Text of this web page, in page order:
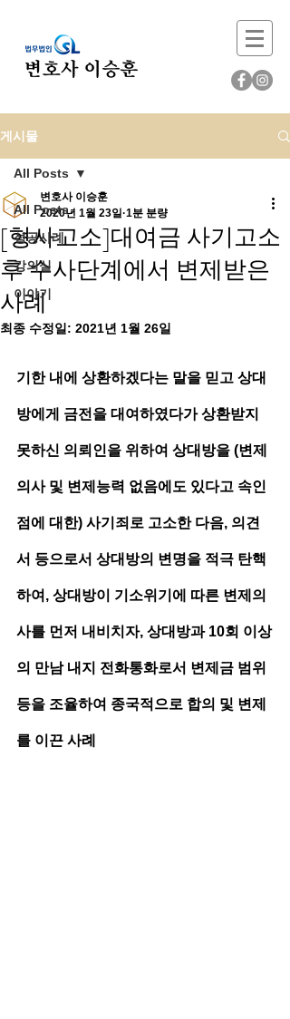
게시물
All Posts
성공사례
강의실
이야기
All Posts
[형사고소]대여금 사기고소
후 수사단계에서 변제받은
사례
변호사 이승훈
2020년 1월 23일 1분 분량
최종 수정일: 2021년 1월 26일
기한 내에 상환하겠다는 말을 믿고 상대
방에게 금전을 대여하였다가 상환받지
못하신 의뢰인을 위하여 상대방을 (변제
의사 및 변제능력 없음에도 있다고 속인
점에 대한) 사기죄로 고소한 다음, 의견
서 등으로서 상대방의 변명을 적극 탄핵
하여, 상대방이 기소위기에 따른 변제의
사를 먼저 내비치자, 상대방과 10회 이상
의 만남 내지 전화통화로서 변제금 범위
등을 조율하여 종국적으로 합의 및 변제
를 이끈 사례